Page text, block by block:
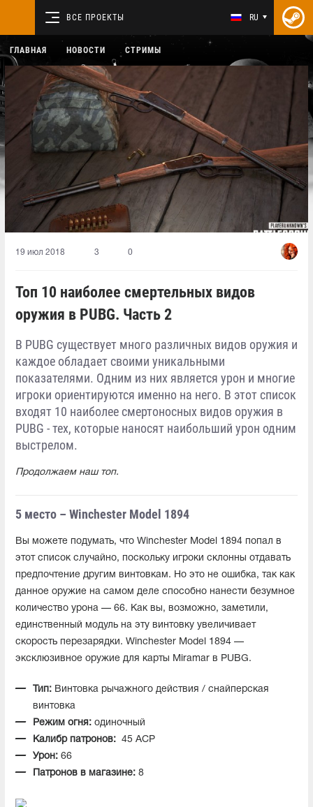
ВСЕ ПРОЕКТЫ RU
ГЛАВНАЯ НОВОСТИ СТРИМЫ
19 июл 2018 3 0
Топ 10 наиболее смертельных видов
оружия в PUBG. Часть 2
В PUBG существует много различных видов оружия и
каждое обладает своими уникальными
показателями. Одним из них является урон и многие
игроки ориентируются именно на него. В этот список
входят 10 наиболее смертоносных видов оружия в
PUBG - тех, которые наносят наибольший урон одним
выстрелом.
Продолжаем наш топ.
5 место – Winchester Model 1894
Вы можете подумать, что Winchester Model 1894 попал в
этот список случайно, поскольку игроки склонны отдавать
предпочтение другим винтовкам. Но это не ошибка, так как
данное оружие на самом деле способно нанести безумное
количество урона — 66. Как вы, возможно, заметили,
единственный модуль на эту винтовку увеличивает
скорость перезарядки. Winchester Model 1894 —
эксклюзивное оружие для карты Miramar в PUBG.
Тип: Винтовка рычажного действия / снайперская
винтовка
Режим огня: одиночный
Калибр патронов:
45 ACP
Урон: 66
Патронов в магазине: 8